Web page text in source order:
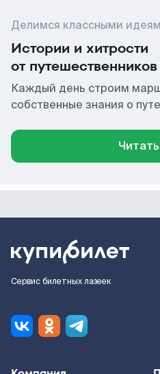
Делимся классными
Истории и хитрости
от путешественников
Каждый день строим
собственные знания о
Сервис билетных лазеек